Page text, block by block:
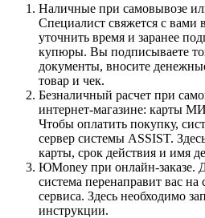
Наличные при самовывозе
Специалист свяжется с вами
уточнить время и заранее
купюры. Вы подписываете
документы, вносите
товар и чек.
Безналичный расчет при
интернет-магазине: карты
Чтобы оплатить покупку,
сервер системы ASSIST.
карты, срок действия и имя
ЮMoney при онлайн-заказе.
система перенаправит вас
сервиса. Здесь необходимо
инструкции.